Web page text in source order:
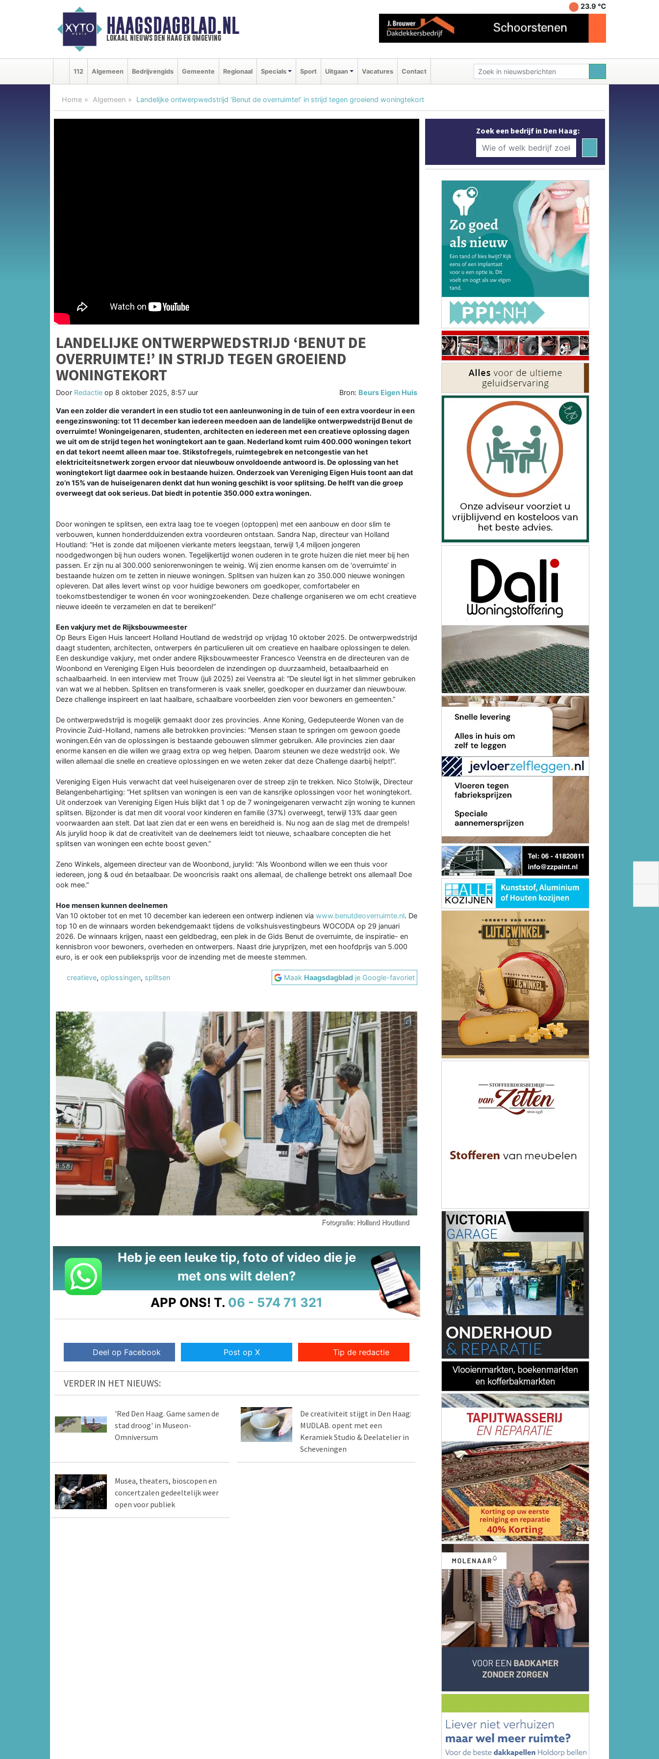
HAAGSDAGBLAD.NL
lokaal nieuws den haag en omgeving
23.9 ℃
112 Algemeen Bedrijvengids Gemeente Regionaal Specials Sport Uitgaan Vacatures Contact
Home Algemeen Landelijke ontwerpwedstrijd ‘Benut de overruimte!’ in strijd tegen groeiend woningtekort
LANDELIJKE ONTWERPWEDSTRIJD ‘BENUT DE
OVERRUIMTE!’ IN STRIJD TEGEN GROEIEND
WONINGTEKORT
Door Redactie op 8 oktober 2025, 8:57 uur Bron: Beurs Eigen Huis
Van een zolder die verandert in een studio tot een aanleunwoning in de tuin of een extra voordeur in een
eengezinswoning: tot 11 december kan iedereen meedoen aan de landelijke ontwerpwedstrijd Benut de
overruimte! Woningeigenaren, studenten, architecten en iedereen met een creatieve oplossing dagen
we uit om de strijd tegen het woningtekort aan te gaan. Nederland komt ruim 400.000 woningen tekort
en dat tekort neemt alleen maar toe. Stikstofregels, ruimtegebrek en netcongestie van het
elektriciteitsnetwerk zorgen ervoor dat nieuwbouw onvoldoende antwoord is. De oplossing van het
woningtekort ligt daarmee ook in bestaande huizen. Onderzoek van Vereniging Eigen Huis toont aan dat
zo’n 15% van de huiseigenaren denkt dat hun woning geschikt is voor splitsing. De helft van die groep
overweegt dat ook serieus. Dat biedt in potentie 350.000 extra woningen.
Door woningen te splitsen, een extra laag toe te voegen (optoppen) met een aanbouw en door slim te
verbouwen, kunnen honderdduizenden extra voordeuren ontstaan. Sandra Nap, directeur van Holland
Houtland: “Het is zonde dat miljoenen vierkante meters leegstaan, terwijl 1,4 miljoen jongeren
noodgedwongen bij hun ouders wonen. Tegelijkertijd wonen ouderen in te grote huizen die niet meer bij hen
passen. Er zijn nu al 300.000 seniorenwoningen te weinig. Wij zien enorme kansen om de ‘overruimte’ in
bestaande huizen om te zetten in nieuwe woningen. Splitsen van huizen kan zo 350.000 nieuwe woningen
opleveren. Dat alles levert winst op voor huidige bewoners om goedkoper, comfortabeler en
toekomstbestendiger te wonen én voor woningzoekenden. Deze challenge organiseren we om echt creatieve
nieuwe ideeën te verzamelen en dat te bereiken!”
Een vakjury met de Rijksbouwmeester
Op Beurs Eigen Huis lanceert Holland Houtland de wedstrijd op vrijdag 10 oktober 2025. De ontwerpwedstrijd
daagt studenten, architecten, ontwerpers én particulieren uit om creatieve en haalbare oplossingen te delen.
Een deskundige vakjury, met onder andere Rijksbouwmeester Francesco Veenstra en de directeuren van de
Woonbond en Vereniging Eigen Huis beoordelen de inzendingen op duurzaamheid, betaalbaarheid en
schaalbaarheid. In een interview met Trouw (juli 2025) zei Veenstra al: “De sleutel ligt in het slimmer gebruiken
van wat we al hebben. Splitsen en transformeren is vaak sneller, goedkoper en duurzamer dan nieuwbouw.
Deze challenge inspireert en laat haalbare, schaalbare voorbeelden zien voor bewoners en gemeenten.”
De ontwerpwedstrijd is mogelijk gemaakt door zes provincies. Anne Koning, Gedeputeerde Wonen van de
Provincie Zuid-Holland, namens alle betrokken provincies: “Mensen staan te springen om gewoon goede
woningen.Eén van de oplossingen is bestaande gebouwen slimmer gebruiken. Alle provincies zien daar
enorme kansen en die willen we graag extra op weg helpen. Daarom steunen we deze wedstrijd ook. We
willen allemaal die snelle en creatieve oplossingen en we weten zeker dat deze Challenge daarbij helpt!”.
Vereniging Eigen Huis verwacht dat veel huiseigenaren over de streep zijn te trekken. Nico Stolwijk, Directeur
Belangenbehartiging: “Het splitsen van woningen is een van de kansrijke oplossingen voor het woningtekort.
Uit onderzoek van Vereniging Eigen Huis blijkt dat 1 op de 7 woningeigenaren verwacht zijn woning te kunnen
splitsen. Bijzonder is dat men dit vooral voor kinderen en familie (37%) overweegt, terwijl 13% daar geen
voorwaarden aan stelt. Dat laat zien dat er een wens en bereidheid is. Nu nog aan de slag met de drempels!
Als jurylid hoop ik dat de creativiteit van de deelnemers leidt tot nieuwe, schaalbare concepten die het
splitsen van woningen een echte boost geven.”
Zeno Winkels, algemeen directeur van de Woonbond, jurylid: “Als Woonbond willen we een thuis voor
iedereen, jong & oud én betaalbaar. De wooncrisis raakt ons allemaal, de challenge betrekt ons allemaal! Doe
ook mee.”
Hoe mensen kunnen deelnemen
Van 10 oktober tot en met 10 december kan iedereen een ontwerp indienen via www.benutdeoverruimte.nl. De
top 10 en de winnaars worden bekendgemaakt tijdens de volkshuisvestingbeurs WOCODA op 29 januari
2026. De winnaars krijgen, naast een geldbedrag, een plek in de Gids Benut de overruimte, de inspiratie- en
kennisbron voor bewoners, overheden en ontwerpers. Naast drie juryprijzen, met een hoofdprijs van 5.000
euro, is er ook een publieksprijs voor de inzending met de meeste stemmen.
creatieve, oplossingen, splitsen Maak Haagsdagblad je Google-favoriet
Heb je een leuke tip, foto of video die je
met ons wilt delen?
APP ONS! T. 06 - 574 71 321
Deel op Facebook Post op X Tip de redactie
VERDER IN HET NIEUWS:
'Red Den Haag. Game samen de
stad droog' in Museon-
Omniversum
De creativiteit stijgt in Den Haag:
MUDLAB. opent met een
Keramiek Studio & Deelatelier in
Scheveningen
Musea, theaters, bioscopen en
concertzalen gedeeltelijk weer
open voor publiek
Zoek een bedrijf in Den Haag: